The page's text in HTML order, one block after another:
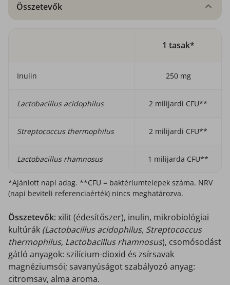
Összetevők
1 tasak*
Inulin 250 mg
Lactobacillus acidophilus 2 milijardi CFU**
Streptococcus thermophilus 2 milijardi CFU**
Lactobacillus rhamnosus 1 milijarda CFU**
*Ajánlott napi adag. **CFU = baktériumtelepek száma. NRV
(napi beviteli referenciaérték) nincs meghatározva.
Összetevők: xilit (édesítőszer), inulin, mikrobiológiai
kultúrák (Lactobacillus acidophilus, Streptococcus
thermophilus, Lactobacillus rhamnosus), csomósodást
gátló anyagok: szilícium-dioxid és zsírsavak
magnéziumsói; savanyúságot szabályozó anyag:
citromsav, alma aroma.